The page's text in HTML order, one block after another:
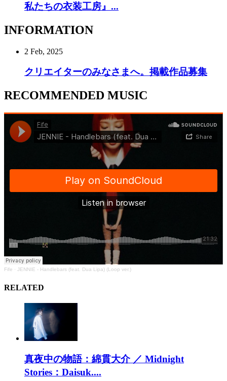
私たちの衣装工房』...
INFORMATION
2 Feb, 2025
クリエイターのみなさまへ。掲載作品募集
RECOMMENDED MUSIC
Fife · JENNIE - Handlebars (feat. Dua Lipa) (Loop ver.)
RELATED
真夜中の物語：綿貫大介 ／ Midnight
Stories：Daisuk....